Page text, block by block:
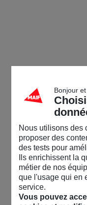
Bonjour
Nous utilisons des
proposer des
des tests pour
Ils enrichissent la
métier de nos
que l'usage qui en
service.
Vous pouvez